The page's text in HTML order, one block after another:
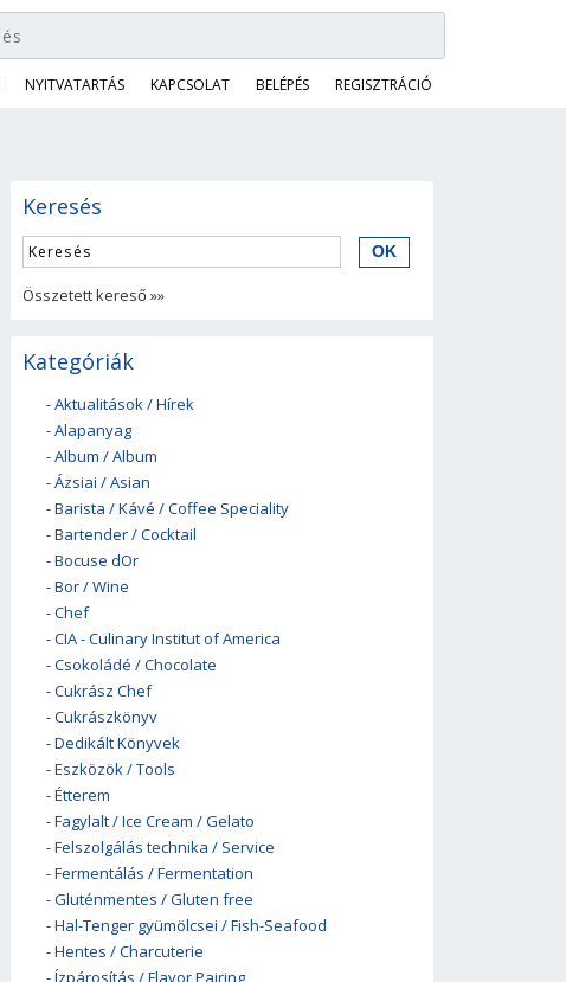
NYITVATARTÁS KAPCSOLAT BELÉPÉS REGISZTRÁCIÓ
Keresés
Összetett kereső »»
Kategóriák
-Aktualitások / Hírek
-Alapanyag
-Album / Album
-Ázsiai / Asian
-Barista / Kávé / Coffee Speciality
-Bartender / Cocktail
-Bocuse dOr
-Bor / Wine
-Chef
-CIA - Culinary Institut of America
-Csokoládé / Chocolate
-Cukrász Chef
-Cukrászkönyv
-Dedikált Könyvek
-Eszközök / Tools
-Étterem
-Fagylalt / Ice Cream / Gelato
-Felszolgálás technika / Service
-Fermentálás / Fermentation
-Gluténmentes / Gluten free
-Hal-Tenger gyümölcsei / Fish-Seafood
-Hentes / Charcuterie
-Ízpárosítás / Flavor Pairing